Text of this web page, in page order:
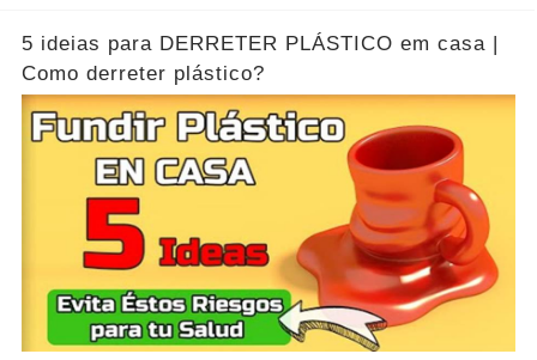
5 ideias para DERRETER PLÁSTICO em casa |
Como derreter plástico?